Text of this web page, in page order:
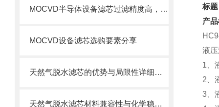
MOCVD半导体设备滤芯过滤精度高，使用寿命长
MOCVD设备滤芯选购要素分享
天然气脱水滤芯的优势与局限性详细分析
天然气脱水滤芯材料兼容性与化学稳定性
标
产
液
1、
2、
3、